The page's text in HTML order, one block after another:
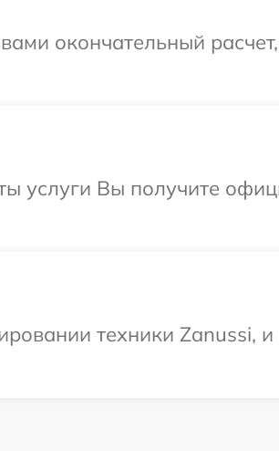
окончательный
услуги Вы получите
техники Zanussi,